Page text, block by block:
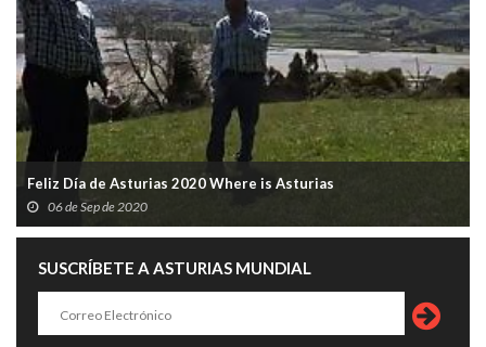
Feliz Día de Asturias 2020 Where is Asturias
06 de Sep de 2020
SUSCRÍBETE A ASTURIAS MUNDIAL